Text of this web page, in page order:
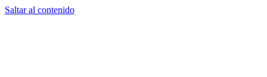
Saltar al contenido